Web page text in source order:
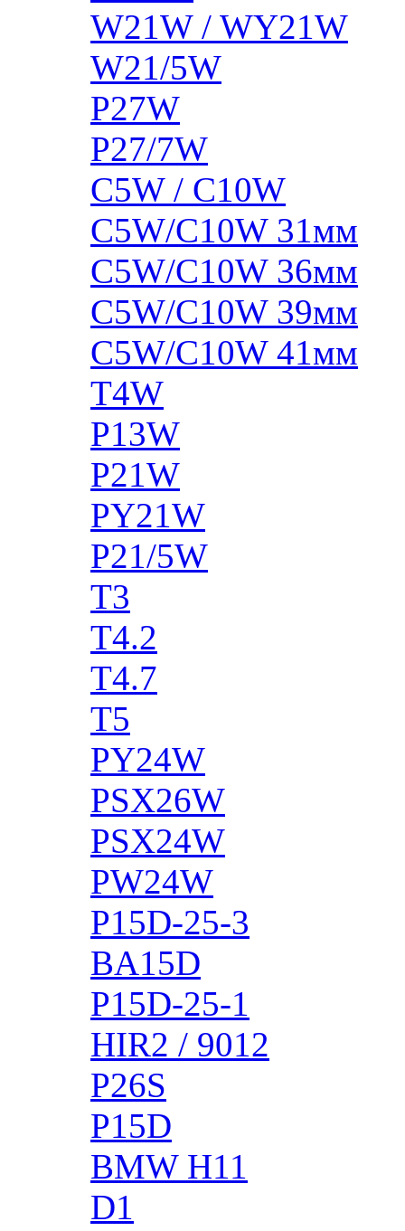
W21W / WY21W
W21/5W
P27W
P27/7W
C5W / C10W
C5W/C10W 31мм
C5W/C10W 36мм
C5W/C10W 39мм
C5W/C10W 41мм
T4W
P13W
P21W
PY21W
P21/5W
T3
T4.2
T4.7
T5
PY24W
PSX26W
PSX24W
PW24W
P15D-25-3
BA15D
P15D-25-1
HIR2 / 9012
P26S
P15D
BMW H11
D1